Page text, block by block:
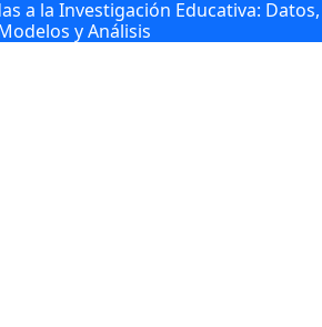
a la Investigación Educativa: Datos,
y Análisis